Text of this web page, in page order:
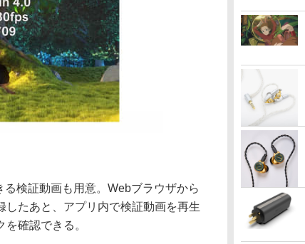
検証動画も用意。Webブラウザから
たあと、アプリ内で検証動画を再生
確認できる。